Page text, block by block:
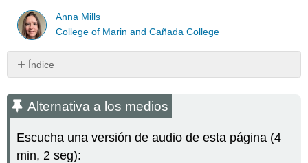
Anna Mills
College of Marin and Cañada College
Índice
a
los
Cómo
encontrar
Alternativa a los medios
Escucha una versión de audio de esta página (4
min, 2 seg):